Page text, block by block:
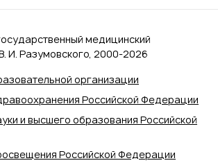
организации
Российской Федерации
и высшего образования Российской
Российской Федерации
медицинский
И. Разумовского, 2000‑2026